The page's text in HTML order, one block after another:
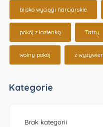
blisko wyciągi narciarskie
pokój z łazienką Tatry
wolny pokój z
Kategorie
Brak kategorii